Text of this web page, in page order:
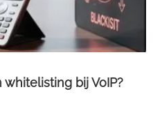
bij VoIP?